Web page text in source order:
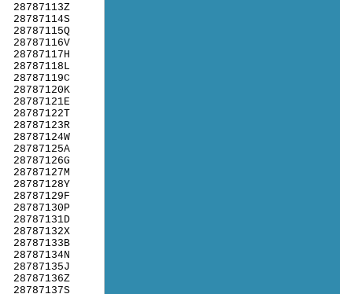
28787113Z
28787114S
28787115Q
28787116V
28787117H
28787118L
28787119C
28787120K
28787121E
28787122T
28787123R
28787124W
28787125A
28787126G
28787127M
28787128Y
28787129F
28787130P
28787131D
28787132X
28787133B
28787134N
28787135J
28787136Z
28787137S